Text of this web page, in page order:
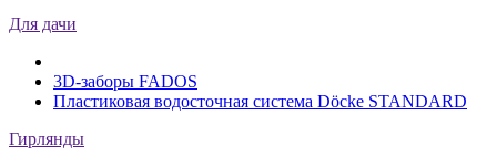
Для дачи
3D-заборы FADOS
Пластиковая водосточная система Döcke STANDARD
Гирлянды